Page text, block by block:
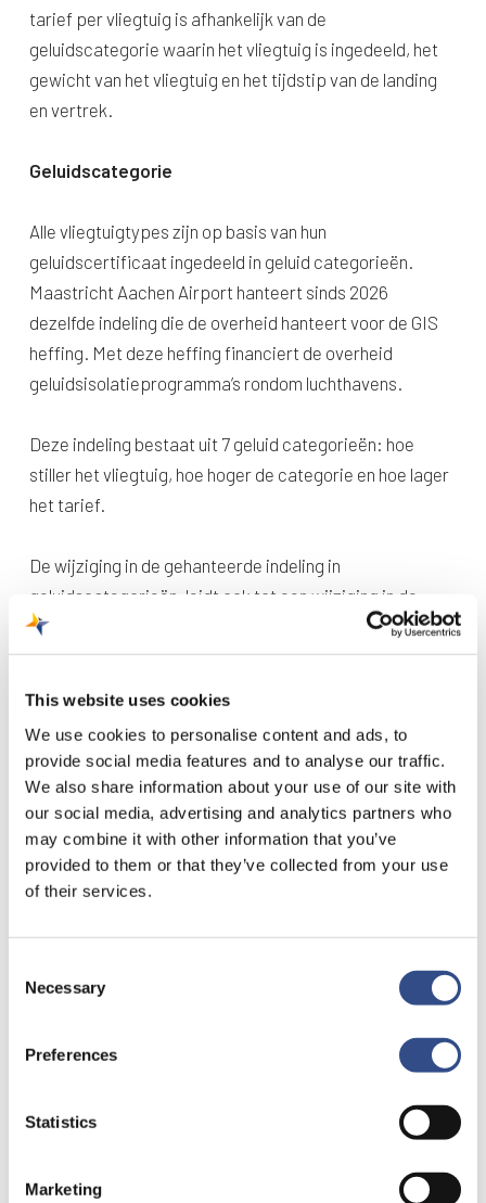
This website uses cookies
We use cookies to personalise content and ads, to
provide social media features and to analyse our traffic.
We also share information about your use of our site with
our social media, advertising and analytics partners who
may combine it with other information that you’ve
provided to them or that they’ve collected from your use
of their services.
Selection
Necessary
Preferences
Statistics
Marketing
tarief per vliegtuig is afhankelijk van de
geluidscategorie waarin het vliegtuig is ingedeeld, het
gewicht van het vliegtuig en het tijdstip van de landing
en vertrek.
Geluidscategorie
Alle vliegtuigtypes zijn op basis van hun
geluidscertificaat ingedeeld in geluid categorieën.
Maastricht Aachen Airport hanteert sinds 2026
dezelfde indeling die de overheid hanteert voor de GIS
heffing. Met deze heffing financiert de overheid
geluidsisolatieprogramma’s rondom luchthavens.
Deze indeling bestaat uit 7 geluid categorieën: hoe
stiller het vliegtuig, hoe hoger de categorie en hoe lager
het tarief.
De wijziging in de gehanteerde indeling in
geluidscategorieën, leidt ook tot een wijziging in de
tarieven. Sommige vliegtuigtypes zijn in 2026 van
categorie veranderd. Dat betekent dat ze sinds dat jaar
A320CEO en B744 zitten nu beide in categorie I.
Contracten
De tarieven en havengelden gelden voor ad hoc
vluchten. Luchtvaartmaatschappijen gebruiken de
luchthavens. Luchtvaartmaatschappijen kunnen
en/of volume andere voorwaarden en tarieven gelden.
Opdeze pagina